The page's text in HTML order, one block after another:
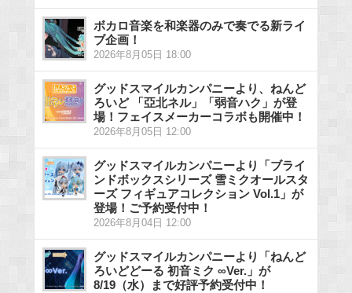
ボカロ音楽を和楽器のみで奏でる新ライ
ブ企画！
2026年8月05日 18:00
グッドスマイルカンパニーより、ねんど
ろいど 「亞北ネル」「弱音ハク」が登
場！フェイスメーカーコラボも開催中！
2026年8月05日 12:00
グッドスマイルカンパニーより「ブライ
ンドボックスシリーズ 雪ミクオールスタ
ーズ フィギュアコレクション Vol.1」が
登場！ご予約受付中！
2026年8月04日 12:00
グッドスマイルカンパニーより「ねんど
ろいどどーる 初音ミク ∞Ver.」が
8/19（水）まで好評予約受付中！